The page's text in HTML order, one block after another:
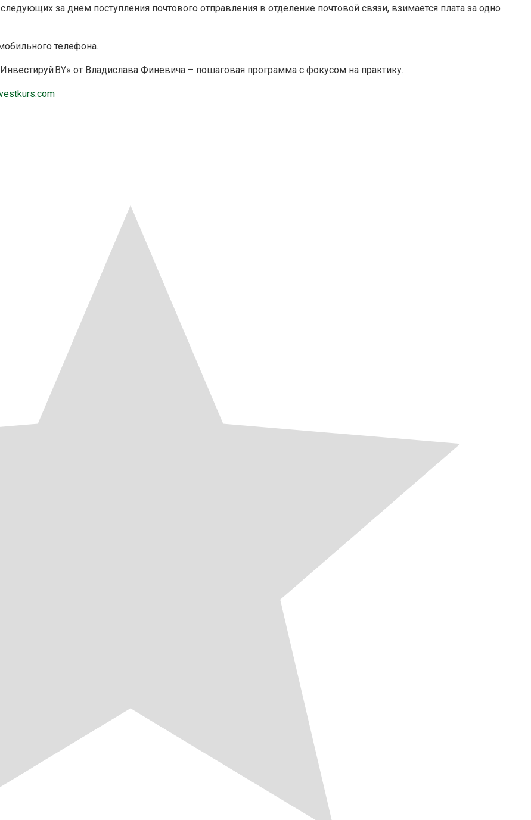
за днем поступления почтового отправления в отделение почтовой связи, взимается плата за одно
телефона.
BY» от Владислава Финевича – пошаговая программа с фокусом на практику.